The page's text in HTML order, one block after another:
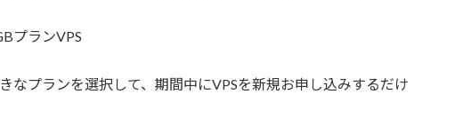
プランVPS
なプランを選択して、期間中にVPSを新規お申し込みするだけ